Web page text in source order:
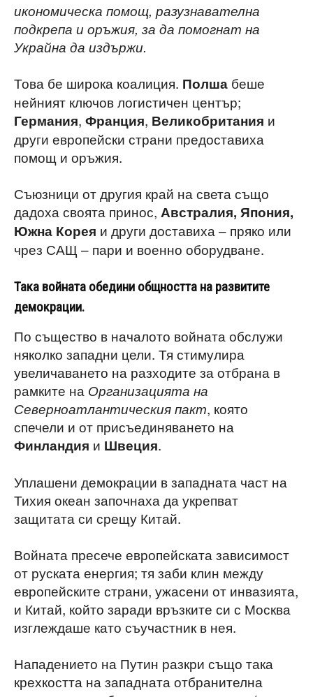
икономическа помощ, разузнавателна
подкрепа и оръжия, за да помогнат на
Украйна да издържи.
Това бе широка коалиция. Полша беше
нейният ключов логистичен център;
Германия, Франция, Великобритания и
други европейски страни предоставиха
помощ и оръжия.
Съюзници от другия край на света също
дадоха своята принос, Австралия, Япония,
Южна Корея и други доставиха – пряко или
чрез САЩ – пари и военно оборудване.
Така войната обедини общността на развитите
демокрации.
По същество в началото войната обслужи
няколко западни цели. Тя стимулира
увеличаването на разходите за отбрана в
рамките на Организацията на
Северноатлантическия пакт, която
спечели и от присъединяването на
Финландия и Швеция.
Уплашени демокрации в западната част на
Тихия океан започнаха да укрепват
защитата си срещу Китай.
Войната пресече европейската зависимост
от руската енергия; тя заби клин между
европейските страни, ужасени от инвазията,
и Китай, който заради връзките си с Москва
изглеждаше като съучастник в нея.
Нападението на Путин разкри също така
крехкостта на западната отбранителна